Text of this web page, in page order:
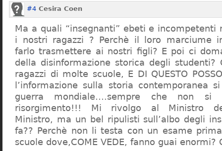
#4 Cesira Coen
Ma a quali “insegnanti” ebeti e
i nostri ragazzi ? Perchè il loro marciume
farlo trasmettere ai nostri figli? E poi ci
della disinformazione storica degli
ragazzi di molte scuole, E DI QUESTO POSSO
l’informazione sulla storia contemporanea
guerra mondiale….sempre che non
risorgimento!!! Mi rivolgo al Ministro
Ministro, ma un bel ripulisti sull’albo degli
fa?? Perchè non li testa con un esame
scuole dove,COME VEDE, fanno guai enormi?